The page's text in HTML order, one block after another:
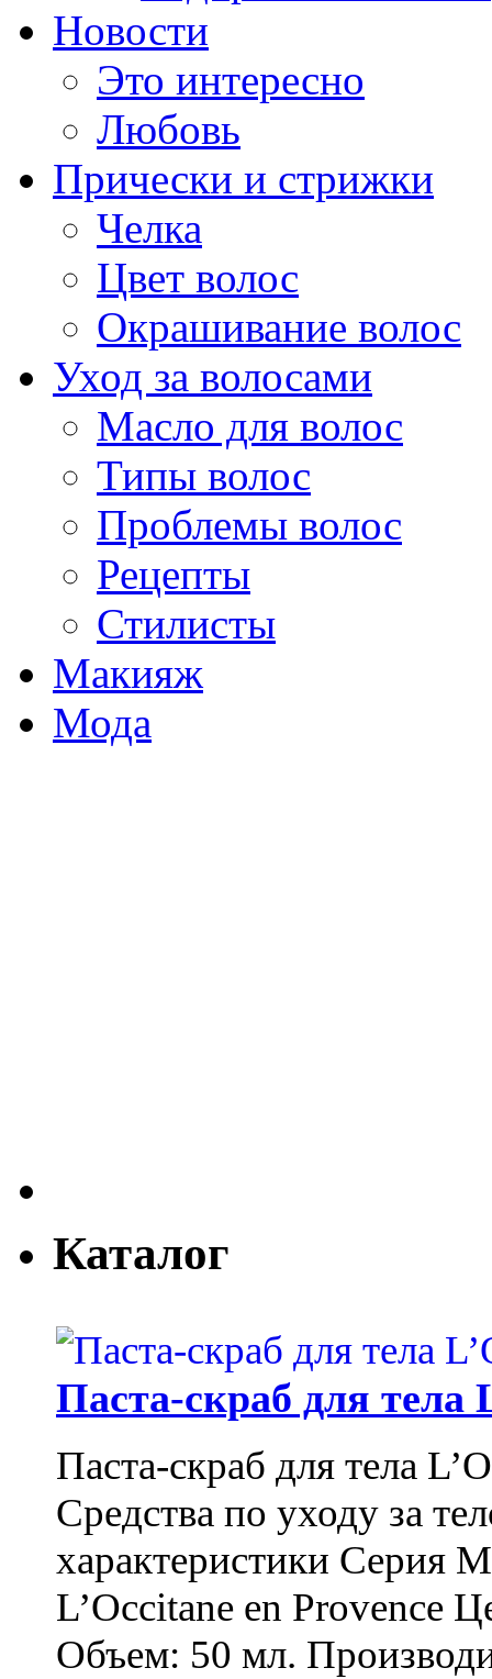
Новости
Это интересно
Любовь
Прически и стрижки
Челка
Цвет волос
Окрашивание волос
Уход за волосами
Масло для волос
Типы волос
Проблемы волос
Рецепты
Стилисты
Макияж
Мода
Каталог
Паста-скраб для
Паста-скраб для тела
Средства по уходу за
характеристики Серия
L’Occitane en Provence
Объем: 50 мл.